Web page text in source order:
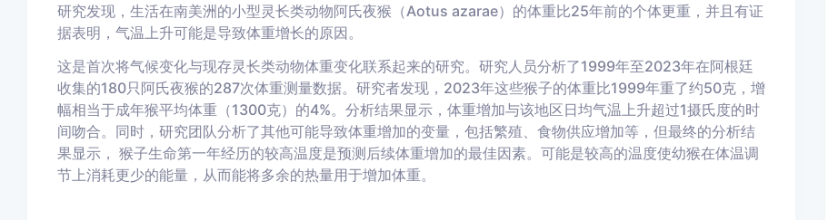
研究发现，生活在南美洲的小型灵长类动物阿氏夜猴（Aotus azarae）的体重比25年前的个体更重，并且有证
据表明，气温上升可能是导致体重增长的原因。
这是首次将气候变化与现存灵长类动物体重变化联系起来的研究。研究人员分析了1999年至2023年在阿根廷
收集的180只阿氏夜猴的287次体重测量数据。研究者发现，2023年这些猴子的体重比1999年重了约50克，增
幅相当于成年猴平均体重（1300克）的4%。分析结果显示，体重增加与该地区日均气温上升超过1摄氏度的时
间吻合。同时，研究团队分析了其他可能导致体重增加的变量，包括繁殖、食物供应增加等，但最终的分析结
果显示， 猴子生命第一年经历的较高温度是预测后续体重增加的最佳因素。可能是较高的温度使幼猴在体温调
节上消耗更少的能量，从而能将多余的热量用于增加体重。